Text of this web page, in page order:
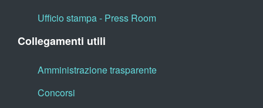
Ufficio stampa - Press Room
Collegamenti utili
Amministrazione trasparente
Concorsi